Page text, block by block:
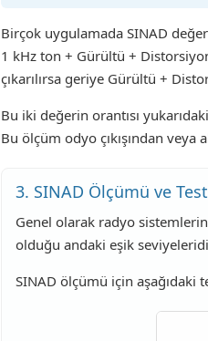
Birçok uygulamada SINAD
1 kHz ton + Gürültü +
çıkarılırsa geriye Gürültü +
Bu iki değerin orantısı
Bu ölçüm odyo çıkışından veya
3. SINAD Ölçümü ve
Genel olarak radyo
olduğu andaki eşik
SINAD ölçümü için aşağıdaki